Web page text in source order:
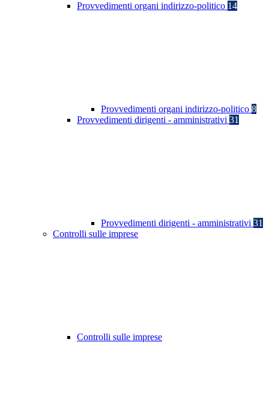
Provvedimenti organi indirizzo-politico 14
Provvedimenti organi indirizzo-politico 8
Provvedimenti dirigenti - amministrativi 31
Provvedimenti dirigenti - amministrativi 31
Controlli sulle imprese
Controlli sulle imprese